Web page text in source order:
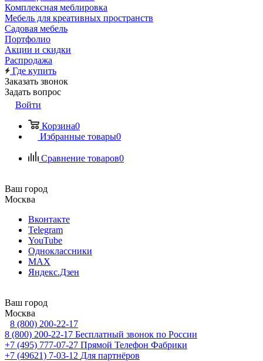
Комплексная меблировка
Мебель для креативных пространств
Садовая мебель
Портфолио
Акции и скидки
Распродажа
Где купить
Заказать звонок
Задать вопрос
Войти
Корзина0
Избранные товары0
Сравнение товаров0
Ваш город
Москва
Вконтакте
Telegram
YouTube
Одноклассники
MAX
Яндекс.Дзен
Ваш город
Москва
8 (800) 200-22-17
8 (800) 200-22-17 Бесплатный звонок по России
+7 (495) 777-07-27 Прямой Телефон Фабрики
+7 (49621) 7-03-12 Для партнёров